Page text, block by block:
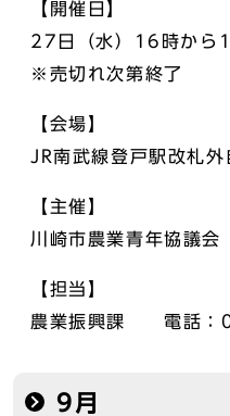
【開催日】
27日（水）16時から
※売切れ次第終了
【会場】
JR南武線登戸駅改札外
【主催】
川崎市農業青年協議会
【担当】
農業振興課 電話
9月